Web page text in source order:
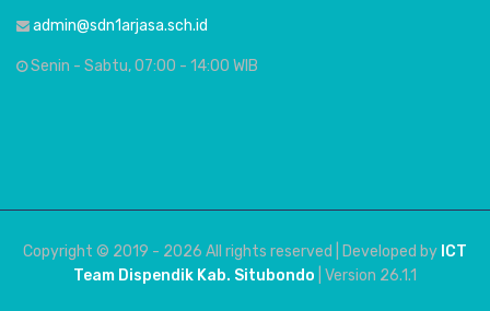
admin@sdn1arjasa.sch.id
Senin - Sabtu, 07:00 - 14:00 WIB
Copyright © 2019 - 2026 All rights reserved | Developed by ICT
Team Dispendik Kab. Situbondo | Version 26.1.1